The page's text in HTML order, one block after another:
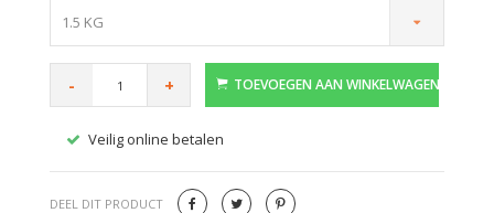
1.5 KG
- + TOEVOEGEN AAN WINKELWAGEN
Veilig online betalen
DEEL DIT PRODUCT